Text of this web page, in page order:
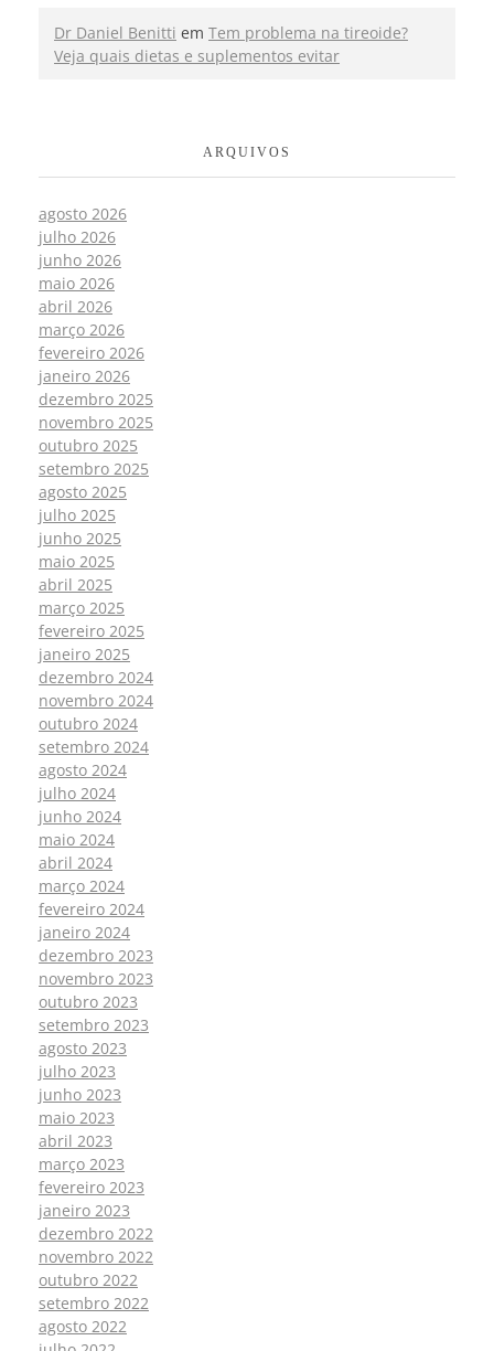
Dr Daniel Benitti em Tem problema na tireoide?
Veja quais dietas e suplementos evitar
ARQUIVOS
agosto 2026
julho 2026
junho 2026
maio 2026
abril 2026
março 2026
fevereiro 2026
janeiro 2026
dezembro 2025
novembro 2025
outubro 2025
setembro 2025
agosto 2025
julho 2025
junho 2025
maio 2025
abril 2025
março 2025
fevereiro 2025
janeiro 2025
dezembro 2024
novembro 2024
outubro 2024
setembro 2024
agosto 2024
julho 2024
junho 2024
maio 2024
abril 2024
março 2024
fevereiro 2024
janeiro 2024
dezembro 2023
novembro 2023
outubro 2023
setembro 2023
agosto 2023
julho 2023
junho 2023
maio 2023
abril 2023
março 2023
fevereiro 2023
janeiro 2023
dezembro 2022
novembro 2022
outubro 2022
setembro 2022
agosto 2022